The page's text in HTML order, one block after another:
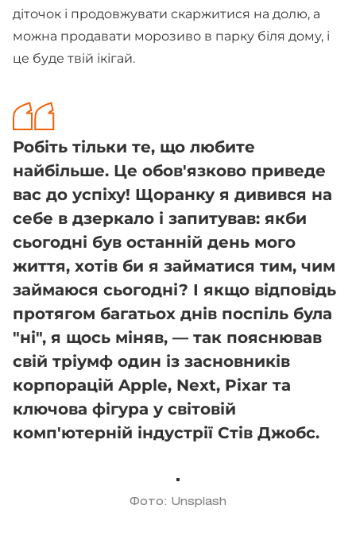
діточок і продовжувати скаржитися на долю, а
можна продавати морозиво в парку біля дому, і
це буде твій ікігай.
Робіть тільки те, що любите
найбільше. Це обов'язково приведе
вас до успіху! Щоранку я дивився на
себе в дзеркало і запитував: якби
сьогодні був останній день мого
життя, хотів би я займатися тим, чим
займаюся сьогодні? І якщо відповідь
протягом багатьох днів поспіль була
"ні", я щось міняв, — так пояснював
свій тріумф один із засновників
корпорацій Apple, Next, Pixar та
ключова фігура у світовій
комп'ютерній індустрії Стів Джобс.
Фото: Unsplash